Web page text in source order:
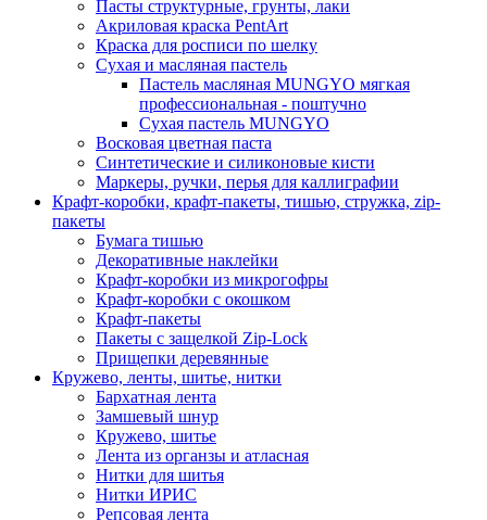
Пасты структурные, грунты, лаки
Акриловая краска PentArt
Краска для росписи по шелку
Cухая и масляная пастель
Пастель масляная MUNGYO мягкая
профессиональная - поштучно
Сухая пастель MUNGYO
Восковая цветная паста
Синтетические и силиконовые кисти
Маркеры, ручки, перья для каллиграфии
Крафт-коробки, крафт-пакеты, тишью, стружка, zip-
пакеты
Бумага тишью
Декоративные наклейки
Крафт-коробки из микрогофры
Крафт-коробки с окошком
Крафт-пакеты
Пакеты с защелкой Zip-Lock
Прищепки деревянные
Кружево, ленты, шитье, нитки
Бархатная лента
Замшевый шнур
Кружево, шитье
Лента из органзы и атласная
Нитки для шитья
Нитки ИРИС
Репсовая лента